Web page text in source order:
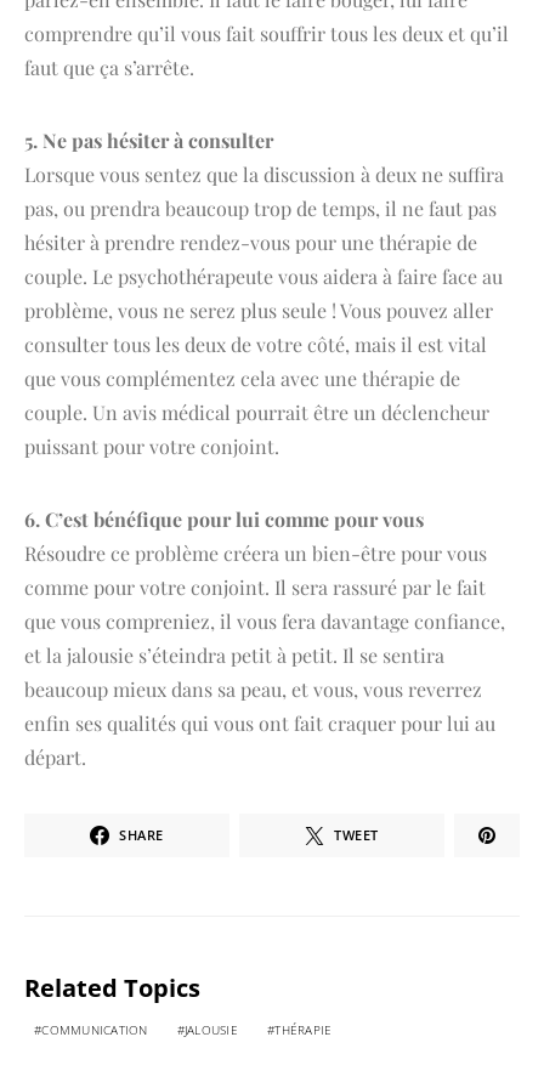
comprendre qu’il vous fait souffrir tous les deux et qu’il
faut que ça s’arrête.
5. Ne pas hésiter à consulter
Lorsque vous sentez que la discussion à deux ne suffira
pas, ou prendra beaucoup trop de temps, il ne faut pas
hésiter à prendre rendez-vous pour une thérapie de
couple. Le psychothérapeute vous aidera à faire face au
problème, vous ne serez plus seule ! Vous pouvez aller
consulter tous les deux de votre côté, mais il est vital
que vous complémentez cela avec une thérapie de
couple. Un avis médical pourrait être un déclencheur
puissant pour votre conjoint.
6. C’est bénéfique pour lui comme pour vous
Résoudre ce problème créera un bien-être pour vous
comme pour votre conjoint. Il sera rassuré par le fait
que vous compreniez, il vous fera davantage confiance,
et la jalousie s’éteindra petit à petit. Il se sentira
beaucoup mieux dans sa peau, et vous, vous reverrez
enfin ses qualités qui vous ont fait craquer pour lui au
départ.
SHARE TWEET
Related Topics
COMMUNICATION JALOUSIE THÉRAPIE